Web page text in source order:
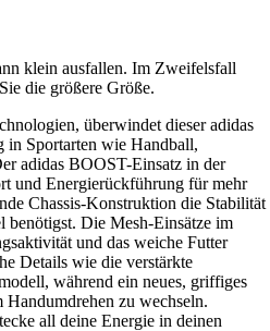
klein ausfallen. Im Zweifelsfall
die größere Größe.
überwindet dieser adidas
in Sportarten wie Handball,
adidas BOOST-Einsatz in der
und Energierückführung für mehr
Chassis-Konstruktion die Stabilität
benötigst. Die Mesh-Einsätze im
und das weiche Futter
Details wie die verstärkte
während ein neues, griffiges
zu wechseln.
all deine Energie in deinen